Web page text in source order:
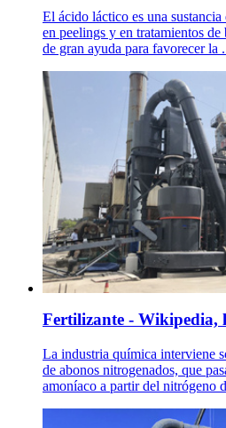
El ácido láctico es una
en peelings y en tratamientos
de gran ayuda para favorecer la
Fertilizante - Wikipedia,
La industria química interviene
de abonos nitrogenados, que
amoníaco a partir del nitrógeno